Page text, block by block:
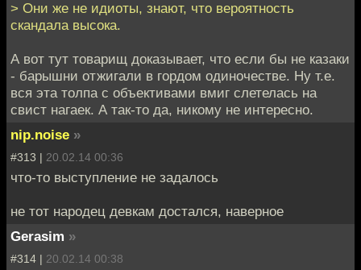
> Они же не идиоты, знают, что вероятность
скандала высока.
А вот тут товарищ доказывает, что если бы не казаки
- барышни отжигали в гордом одиночестве. Ну т.е.
вся эта толпа с объективами вмиг слетелась на
свист нагаек. А так-то да, никому не интересно.
nip.noise »
#313 | 20.02.14 00:36
что-то выступление не задалось
не тот народец девкам достался, наверное
Gerasim »
#314 | 20.02.14 00:38